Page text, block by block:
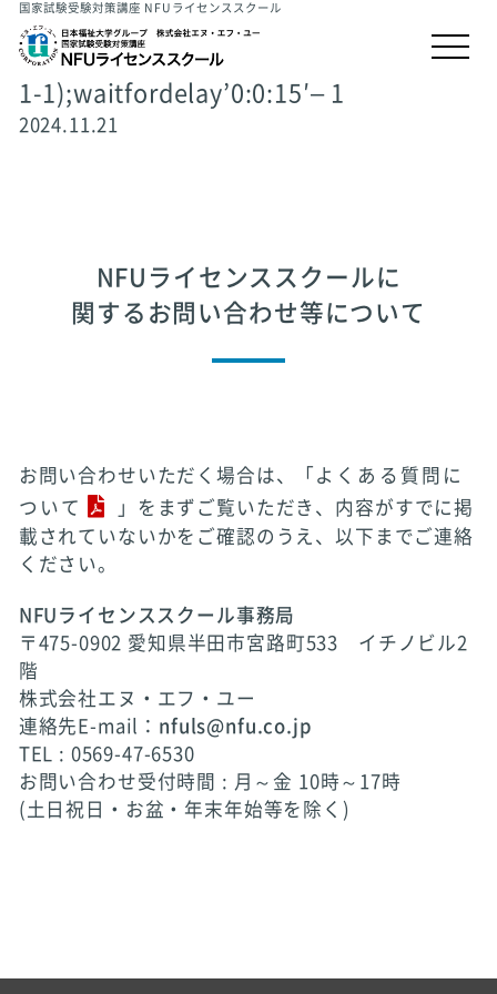
国家試験受験対策講座 NFUライセンススクール
1-1);waitfordelay’0:0:15′– 1
2024.11.21
NFUライセンススクールに
関するお問い合わせ等について
お問い合わせいただく場合は、「 よくある質問に
ついて
」をまずご覧いただき、内容がすでに掲
載されていないかをご確認のうえ、以下までご連絡
ください。
NFUライセンススクール事務局
〒475-0902 愛知県半田市宮路町533 イチノビル2
階
株式会社エヌ・エフ・ユー
連絡先E-mail： nfuls@nfu.co.jp
TEL : 0569-47-6530
お問い合わせ受付時間 : 月～金 10時～17時
(土日祝日・お盆・年末年始等を除く)